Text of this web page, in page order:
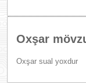
Oxşar
Oxşar sual yoxdur